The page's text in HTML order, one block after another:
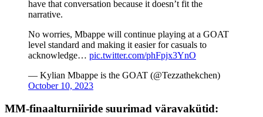
have that conversation because it doesn’t fit the
narrative.
No worries, Mbappe will continue playing at a GOAT
level standard and making it easier for casuals to
acknowledge… pic.twitter.com/phFpjx3YnO
— Kylian Mbappe is the GOAT (@Tezzathekchen)
October 10, 2023
MM-finaalturniiride suurimad väravakütid: